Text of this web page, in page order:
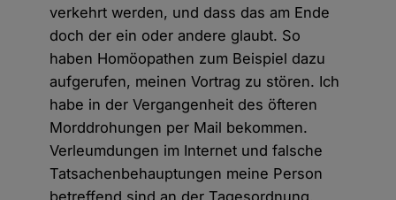
verkehrt werden, und dass das am Ende
doch der ein oder andere glaubt. So
haben Homöopathen zum Beispiel dazu
aufgerufen, meinen Vortrag zu stören. Ich
habe in der Vergangenheit des öfteren
Morddrohungen per Mail bekommen.
Verleumdungen im Internet und falsche
Tatsachenbehauptungen meine Person